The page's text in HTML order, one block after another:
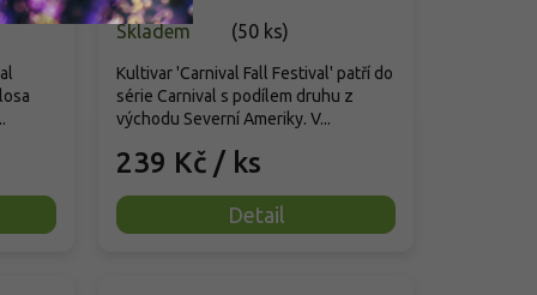
Skladem
(50 ks)
239 Kč / ks
Detail
Kultivar 'Carnival Fall Festival' patří do
série Carnival s podílem druhu z
východu Severní Ameriky. V...